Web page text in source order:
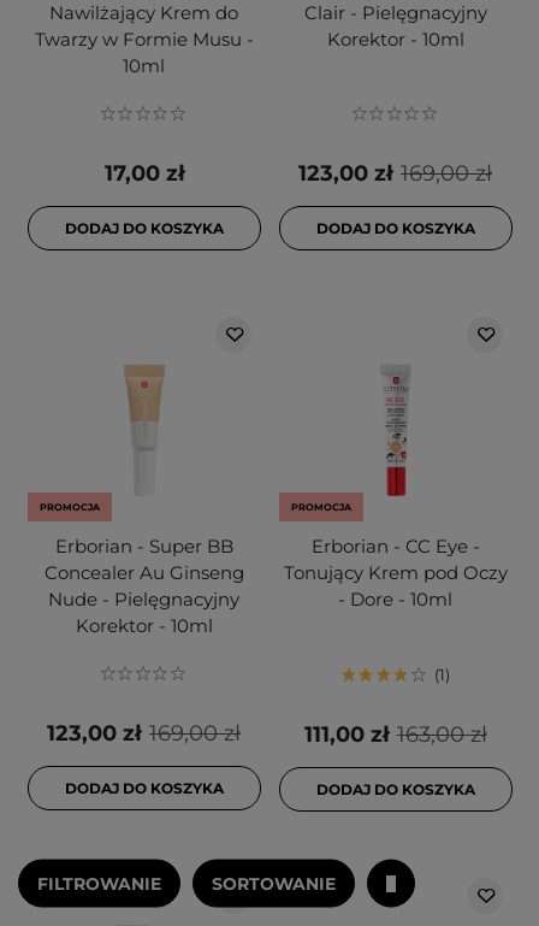
Nawilżający Krem do
Twarzy w Formie Musu -
10ml
17,00 zł
DODAJ DO KOSZYKA
Clair - Pielęgnacyjny
Korektor - 10ml
169,00 zł
123,00 zł
DODAJ DO KOSZYKA
PROMOCJA
Erborian - Super BB
Concealer Au Ginseng
Nude - Pielęgnacyjny
Korektor - 10ml
169,00 zł
123,00 zł
DODAJ DO KOSZYKA
PROMOCJA
Erborian - CC Eye -
Tonujący Krem pod Oczy
- Dore - 10ml
1
163,00 zł
111,00 zł
DODAJ DO KOSZYKA
FILTROWANIE SORTOWANIE